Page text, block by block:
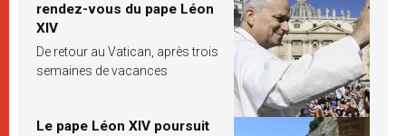
rendez-vous du pape Léon
XIV
De retour au Vatican, après trois
semaines de vacances
Le pape Léon XIV poursuit